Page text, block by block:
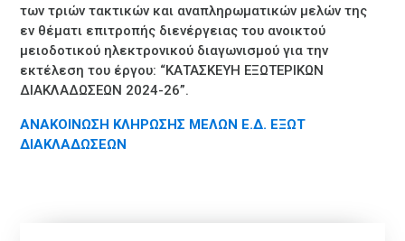
των τριών τακτικών και αναπληρωματικών μελών της
εν θέματι επιτροπής διενέργειας του ανοικτού
μειοδοτικού ηλεκτρονικού διαγωνισμού για την
εκτέλεση του έργου: “ΚΑΤΑΣΚΕΥΗ ΕΞΩΤΕΡΙΚΩΝ
ΔΙΑΚΛΑΔΩΣΕΩΝ 2024-26”.
ΑΝΑΚΟΙΝΩΣΗ ΚΛΗΡΩΣΗΣ ΜΕΛΩΝ Ε.Δ. ΕΞΩΤ
ΔΙΑΚΛΑΔΩΣΕΩΝ